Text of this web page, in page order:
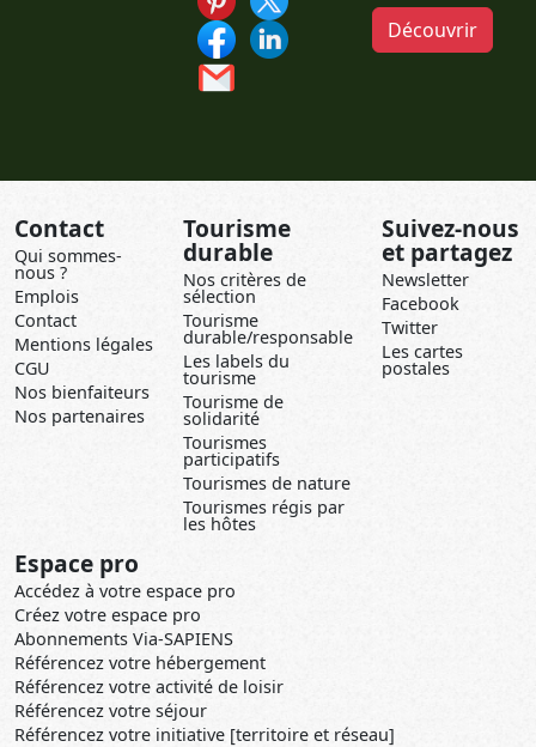
Découvrir
Contact
Qui sommes-
nous ?
Emplois
Contact
Mentions légales
CGU
Nos bienfaiteurs
Nos partenaires
Tourisme
durable
Nos critères de
sélection
Tourisme
durable/responsable
Les labels du
tourisme
Tourisme de
solidarité
Tourismes
participatifs
Tourismes de nature
Tourismes régis par
les hôtes
Suivez-nous
et partagez
Newsletter
Facebook
Twitter
Les cartes
postales
Espace pro
Accédez à votre espace pro
Créez votre espace pro
Abonnements Via-SAPIENS
Référencez votre hébergement
Référencez votre activité de loisir
Référencez votre séjour
Référencez votre initiative [territoire et réseau]